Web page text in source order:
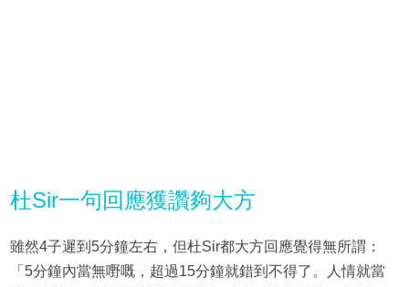
杜Sir一句回應獲讚夠大方
雖然4子遲到5分鐘左右，但杜Sir都大方回應覺得無所謂：
「5分鐘內當無嘢嘅，超過15分鐘就錯到不得了。人情就當